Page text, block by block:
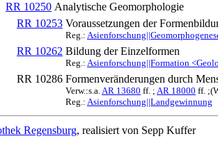
RR 10250 Analytische Geomorphologie
RR 10253 Voraussetzungen der
Reg.:
RR 10262 Bildung der Einzelformen
Reg.: Asienforschung||Formation
RR 10286 Formenveränderungen durch
Verw.:s.a.AR 13680 ff. ; AR 18000 ff.
Reg.: Asienforschung||Landgewinnung
Regensburg, realisiert von Sepp Kuffer